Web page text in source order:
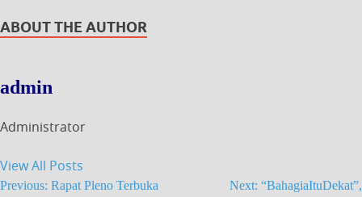
ABOUT THE AUTHOR
admin
Administrator
View All Posts
Previous: Rapat Pleno Terbuka
Next: “BahagiaItuDekat”,